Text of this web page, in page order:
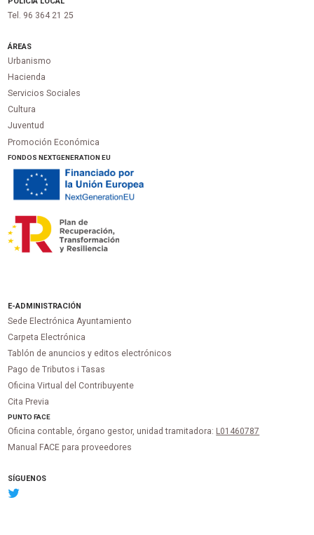
Tel. 96 364 21 25
ÁREAS
Urbanismo
Hacienda
Servicios Sociales
Cultura
Juventud
Promoción Económica
FONDOS NEXTGENERATION EU
E-ADMINISTRACIÓN
Sede Electrónica Ayuntamiento
Carpeta Electrónica
Tablón de anuncios y editos electrónicos
Pago de Tributos i Tasas
Oficina Virtual del Contribuyente
Cita Previa
PUNTOFACE
Oficina contable, órgano gestor, unidad tramitadora: L01460787
Manual FACE para proveedores
SÍGUENOS